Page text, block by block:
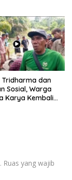
Tridharma dan
Sosial, Warga
Karya Kembali
Ruas yang wajib